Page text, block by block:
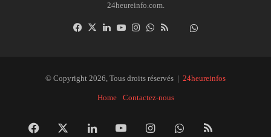
24heureinfo.com.
Facebook
X LinkedinYouTubeInstagramWhatsAppDailymotion
© Copyright 2026, Tous droits réservés | 24heureinfos
Home Contactez-nous
Facebook LinkedinYouTubeInstagramWhatsApp
RSS